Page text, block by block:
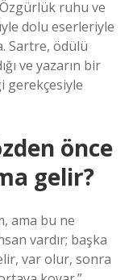
ruhu ve
dolu eserleriyle
Sartre, ödülü
ve yazarın bir
gerekçesiyle
önce
gelir?
ama bu ne
vardır; başka
var olur, sonra